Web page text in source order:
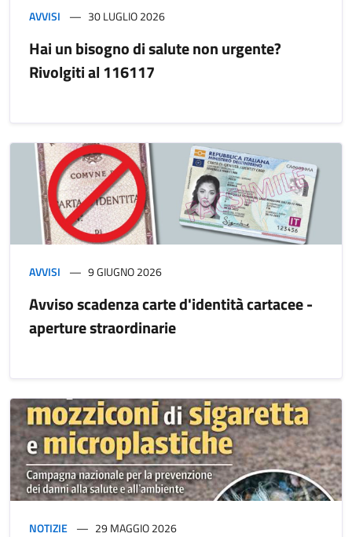
AVVISI 30 LUGLIO 2026
Hai un bisogno di salute non urgente?
Rivolgiti al 116117
AVVISI 9 GIUGNO 2026
Avviso scadenza carte d'identità cartacee -
aperture straordinarie
NOTIZIE 29 MAGGIO 2026